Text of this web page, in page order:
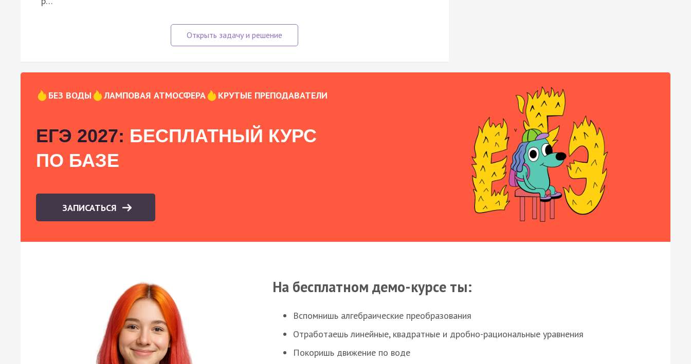
БЕЗ ВОДЫ ЛАМПОВАЯ АТМОСФЕРА КРУТЫЕ ПРЕПОДАВАТЕЛИ
ЕГЭ 2027: БЕСПЛАТНЫЙ КУРС
ПО БАЗЕ
ЗАПИСАТЬСЯ
На бесплатном демо-курсе ты:
Вспомнишь алгебраические преобразования
Отработаешь линейные, квадратные и дробно-рациональные уравнения
Покоришь движение по воде